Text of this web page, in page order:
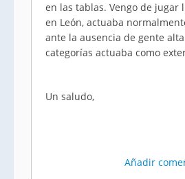
en las tablas. Vengo de jugar
en León, actuaba
ante la ausencia de gente
categorías actuaba como
Un saludo,
Añadir